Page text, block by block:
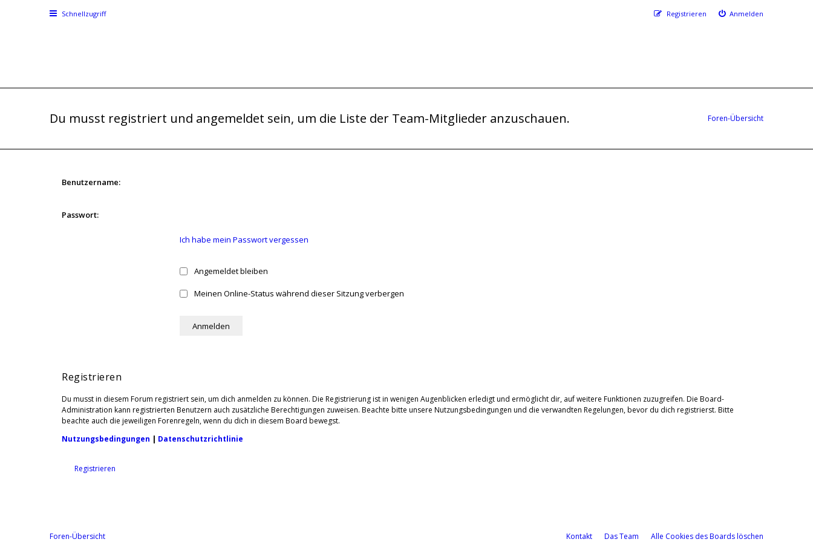
Schnellzugriff Anmelden
Registrieren
Du musst registriert und angemeldet sein, um die Liste der Team-Mitglieder anzuschauen. Foren-Übersicht
Benutzername:
Passwort:
Ich habe mein Passwort vergessen
Angemeldet bleiben
Meinen Online-Status während dieser Sitzung verbergen
Registrieren
Du musst in diesem Forum registriert sein, um dich anmelden zu können. Die Registrierung ist in wenigen Augenblicken erledigt und ermöglicht dir, auf weitere Funktionen zuzugreifen. Die Board-
Administration kann registrierten Benutzern auch zusätzliche Berechtigungen zuweisen. Beachte bitte unsere Nutzungsbedingungen und die verwandten Regelungen, bevor du dich registrierst. Bitte
beachte auch die jeweiligen Forenregeln, wenn du dich in diesem Board bewegst.
Nutzungsbedingungen | Datenschutzrichtlinie
Registrieren
Foren-Übersicht Alle Cookies des Boards löschen
Das Team
Kontakt